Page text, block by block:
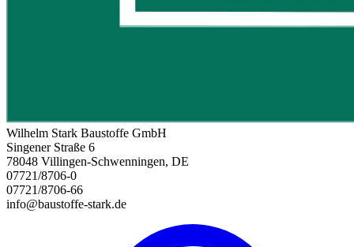
Wilhelm Stark Baustoffe GmbH
Singener Straße 6
78048 Villingen-Schwenningen, DE
07721/8706-0
07721/8706-66
info@baustoffe-stark.de